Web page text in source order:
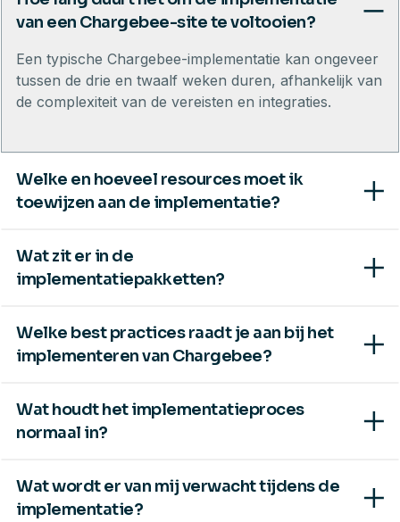
van een Chargebee-site te voltooien?
Een typische Chargebee-implementatie kan ongeveer
tussen de drie en twaalf weken duren, afhankelijk van
de complexiteit van de vereisten en integraties.
Welke en hoeveel resources moet ik
toewijzen aan de implementatie?
Wat zit er in de
implementatiepakketten?
Welke best practices raadt je aan bij het
implementeren van Chargebee?
Wat houdt het implementatieproces
normaal in?
Wat wordt er van mij verwacht tijdens de
implementatie?